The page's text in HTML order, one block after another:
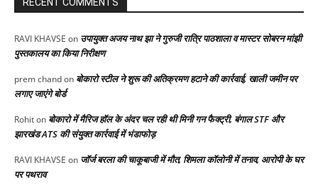
RAVI KHAVSE on उपायुक्त अजय नाथ झा ने गुरुजी रात्रि पाठशाला व मास्टर सोबरन मांझी
पुस्तकालय का किया निरीक्षण
prem chandon बोकारो स्टील ने शुरू की अतिक्रमण हटाने की कार्रवाई, खाली जमीन पर
लगाए जाएंगे बोर्ड
Rohiton बोकारो में मैरिज हॉल के अंदर चल रही थी मिनी गन फैक्ट्री, बंगाल STF और
झारखंड ATS की संयुक्त कार्रवाई में भंडाफोड़
RAVI KHAVSE on जॉर्ज बरला की चाकूबाजी में मौत, शिमला कॉलोनी में तनाव, आरोपी के घर
पर पथराव